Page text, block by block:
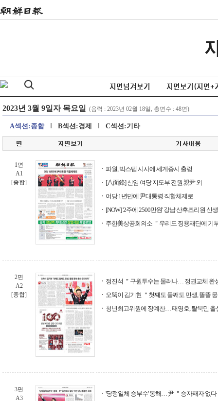
지면넘겨보기 지면보기(지면+
A섹션:종합 B섹션:경제 C섹션:기타
1면
A1
[종합]
파월, 빅스텝 시사에 세계증시 출렁
[八面鋒] 신임 여당 지도부 전원 親尹 외
여당 1년만에 尹대통령 직할체제로
[NOW] '2주에 2500만원' 강남 산후조리원 신
주한美상공회의소 ＂우리도 징용재단에 기
2면
A2
[종합]
정진석 ＂구원투수는 물러나… 정권교체 완
오뚝이 김기현 ＂첫째도 둘째도 민생, 똘똘
청년최고위원에 장예찬… 태영호, 탈북민 출
3면
A3
'당정일체 승부수' 통해… 尹 ＂승자패자 없